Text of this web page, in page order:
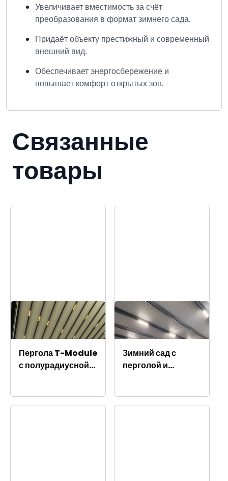
Увеличивает вместимость за счёт
преобразования в формат зимнего сада.
Придаёт объекту престижный и современный
внешний вид.
Обеспечивает энергосбережение и
повышает комфорт открытых зон.
Связанные
товары
Пергола T-Module
с полурадиусной
Зимний сад с
перголой и
фасадными